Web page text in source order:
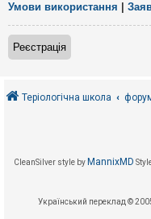
А
к
т
и
і
Умови використання
Реєстрація
Теріологічна школа
CleanSilver style by MannixMD
Український переклад ©